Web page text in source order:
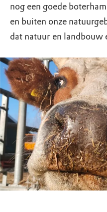
nog een goede
en buiten onze
dat natuur en landbouw